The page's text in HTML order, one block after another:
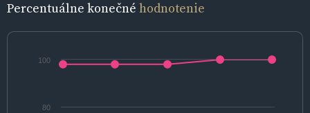
Percentuálne konečné hodnotenie
80
100